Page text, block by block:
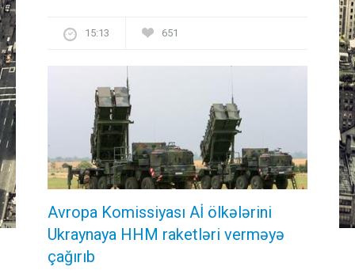
15:13 651
Avropa Komissiyası Aİ ölkələrini
Ukraynaya HHM raketləri verməyə
çağırıb